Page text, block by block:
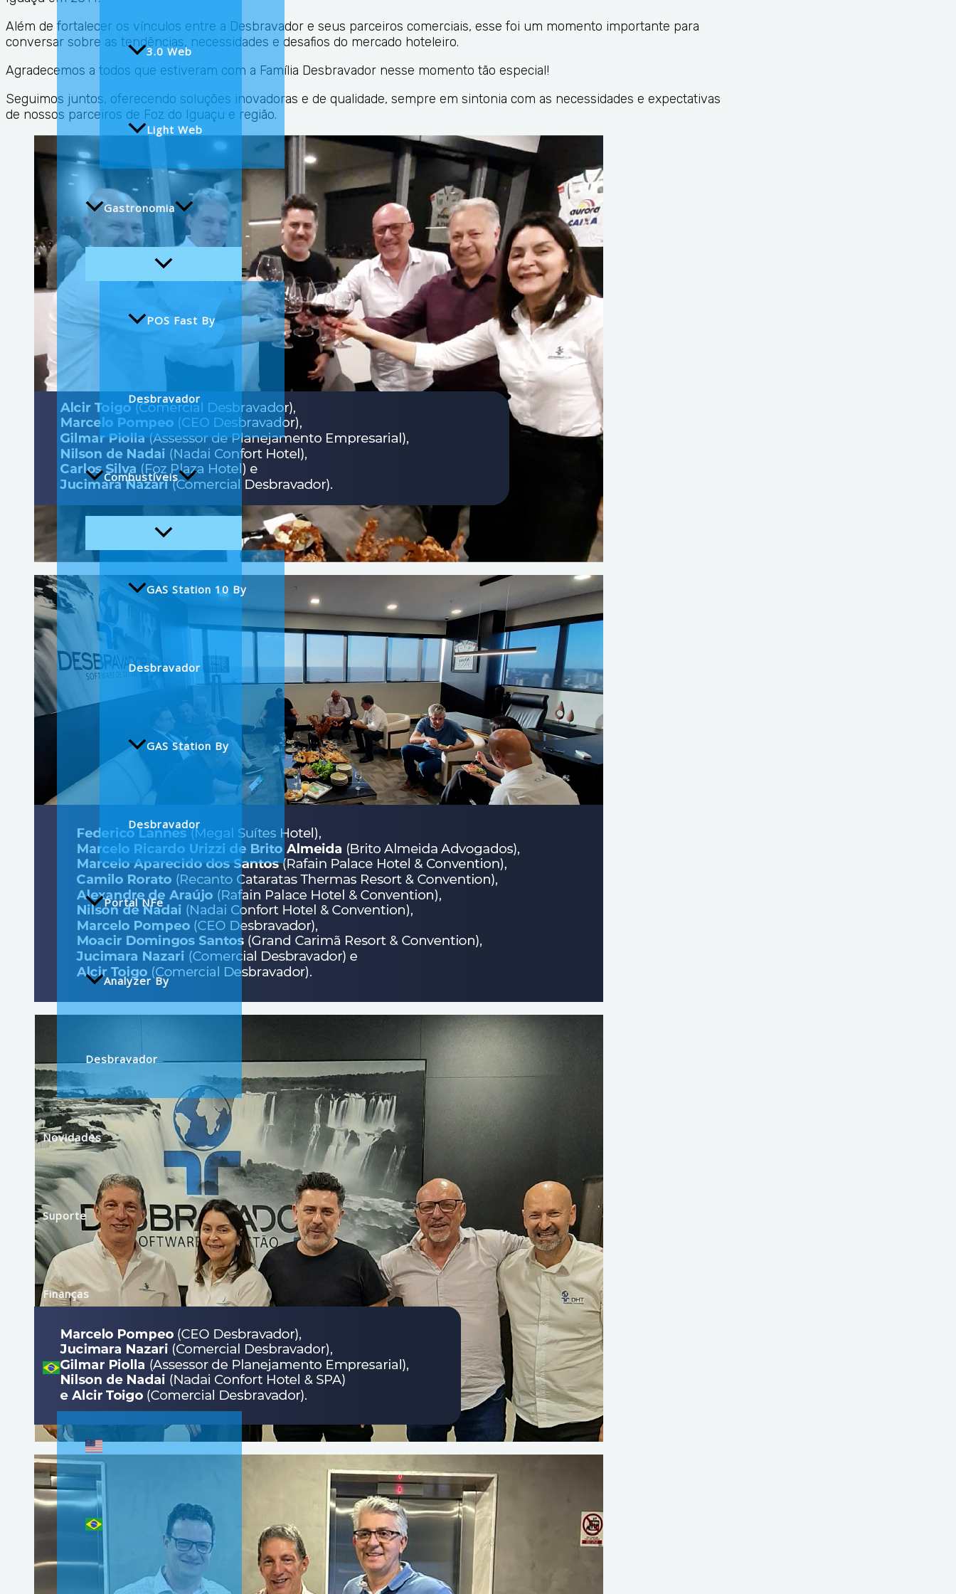
3.0 Web
Light Web
Gastronomia
POS Fast By
Desbravador
Combustíveis
GAS Station 10 By
Desbravador
GAS Station By
Desbravador
Portal NFe
Analyzer By
Desbravador
Novidades
Suporte
Finanças
Além de fortalecer os vínculos entre a Desbravador e seus parceiros comerciais, esse foi um momento importante para
conversar sobre as tendências, necessidades e desafios do mercado hoteleiro.
Agradecemos a todos que estiveram com a Família Desbravador nesse momento tão especial!
Seguimos juntos, oferecendo soluções inovadoras e de qualidade, sempre em sintonia com as necessidades e expectativas
de nossos parceiros de Foz do Iguaçu e região.